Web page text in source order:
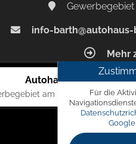
info-
Mehr
Autohaus Blunck
am Mastweg 7, 18356
Für die